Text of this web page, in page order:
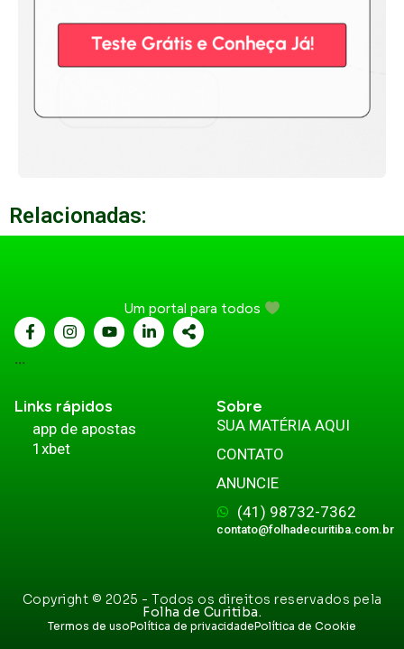
Relacionadas:
Um portal para todos
...
Links rápidos
app de apostas
1xbet
Sobre
SUA MATÉRIA AQUI
CONTATO
ANUNCIE
(41) 98732-7362
contato@folhadecuritiba.com.br
Copyright © 2025 - Todos os direitos reservados pela
Folha de Curitiba.
Termos de usoPolítica de privacidadePolítica de Cookie